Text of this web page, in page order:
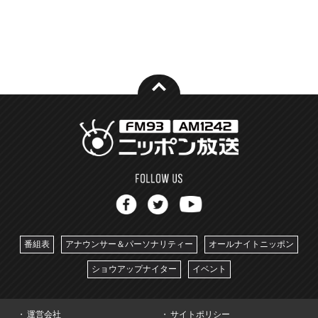
番組表 アナウンサー＆パーソナリティー オールナイトニッポン
ショウアップナイター イベント
運営会社 サイトポリシー